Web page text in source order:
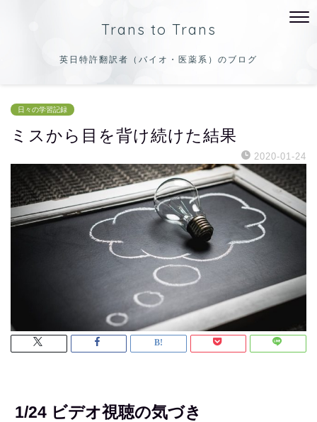
Trans to Trans
英日特許翻訳者（バイオ・医薬系）のブログ
日々の学習記録
ミスから目を背け続けた結果
2020-01-24
1/24 ビデオ視聴の気づき